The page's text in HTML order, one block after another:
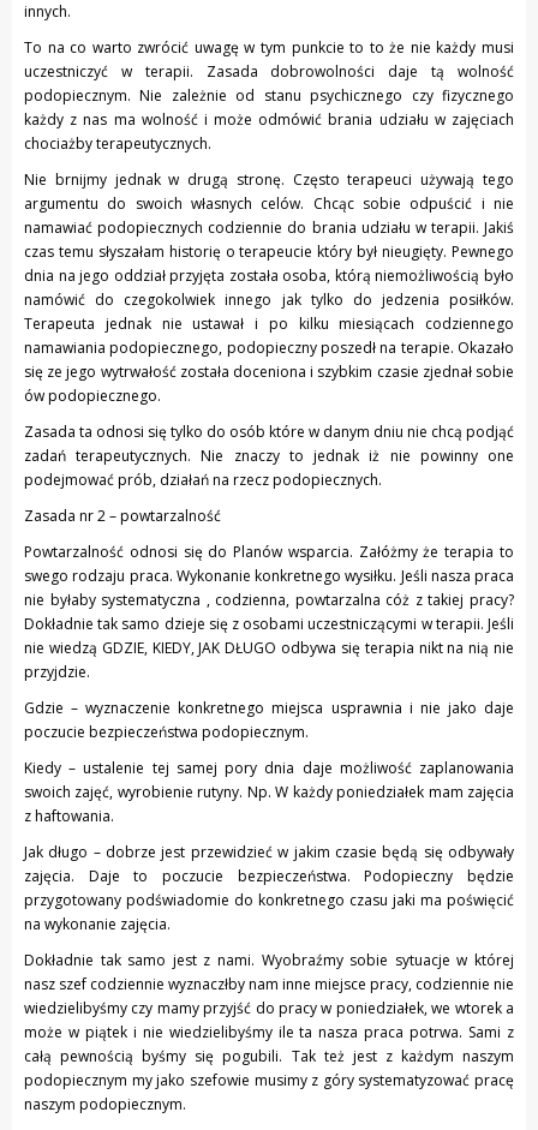
innych.
To na co warto zwrócić uwagę w tym punkcie to to że nie każdy musi
uczestniczyć w terapii. Zasada dobrowolności daje tą wolność
podopiecznym. Nie zależnie od stanu psychicznego czy fizycznego
każdy z nas ma wolność i może odmówić brania udziału w zajęciach
chociażby terapeutycznych.
Nie brnijmy jednak w drugą stronę. Często terapeuci używają tego
argumentu do swoich własnych celów. Chcąc sobie odpuścić i nie
namawiać podopiecznych codziennie do brania udziału w terapii. Jakiś
czas temu słyszałam historię o terapeucie który był nieugięty. Pewnego
dnia na jego oddział przyjęta została osoba, którą niemożliwością było
namówić do czegokolwiek innego jak tylko do jedzenia posiłków.
Terapeuta jednak nie ustawał i po kilku miesiącach codziennego
namawiania podopiecznego, podopieczny poszedł na terapie. Okazało
się ze jego wytrwałość została doceniona i szybkim czasie zjednał sobie
ów podopiecznego.
Zasada ta odnosi się tylko do osób które w danym dniu nie chcą podjąć
zadań terapeutycznych. Nie znaczy to jednak iż nie powinny one
podejmować prób, działań na rzecz podopiecznych.
Zasada nr 2 – powtarzalność
Powtarzalność odnosi się do Planów wsparcia. Załóżmy że terapia to
swego rodzaju praca. Wykonanie konkretnego wysiłku. Jeśli nasza praca
nie byłaby systematyczna , codzienna, powtarzalna cóż z takiej pracy?
Dokładnie tak samo dzieje się z osobami uczestniczącymi w terapii. Jeśli
nie wiedzą GDZIE, KIEDY, JAK DŁUGO odbywa się terapia nikt na nią nie
przyjdzie.
Gdzie – wyznaczenie konkretnego miejsca usprawnia i nie jako daje
poczucie bezpieczeństwa podopiecznym.
Kiedy – ustalenie tej samej pory dnia daje możliwość zaplanowania
swoich zajęć, wyrobienie rutyny. Np. W każdy poniedziałek mam zajęcia
z haftowania.
Jak długo – dobrze jest przewidzieć w jakim czasie będą się odbywały
zajęcia. Daje to poczucie bezpieczeństwa. Podopieczny będzie
przygotowany podświadomie do konkretnego czasu jaki ma poświęcić
na wykonanie zajęcia.
Dokładnie tak samo jest z nami. Wyobraźmy sobie sytuacje w której
nasz szef codziennie wyznaczłby nam inne miejsce pracy, codziennie nie
wiedzielibyśmy czy mamy przyjść do pracy w poniedziałek, we wtorek a
może w piątek i nie wiedzielibyśmy ile ta nasza praca potrwa. Sami z
całą pewnością byśmy się pogubili. Tak też jest z każdym naszym
podopiecznym my jako szefowie musimy z góry systematyzować pracę
naszym podopiecznym.